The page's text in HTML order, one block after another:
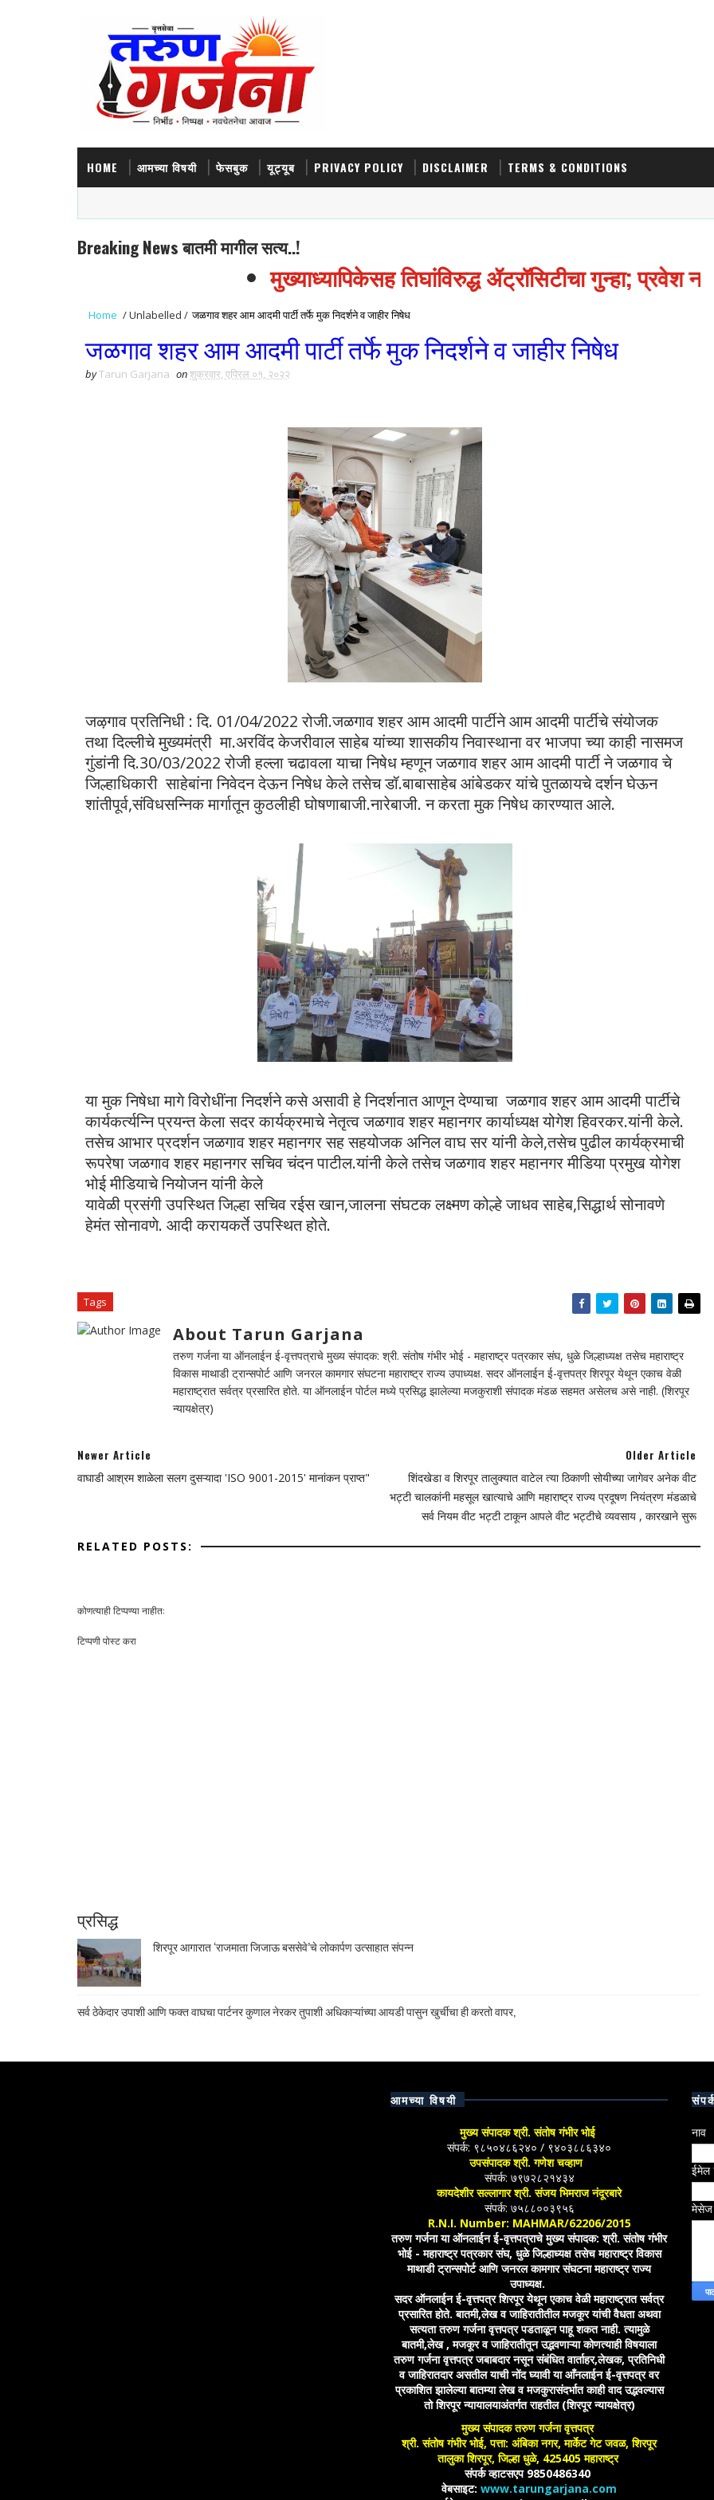
HOME आमच्या विषयी फेसबुक यूट्यूब PRIVACY POLICY DISCLAIMER TERMS & CONDITIONS
Breaking News बातमी मागील सत्य..!
मुख्याध्यापिकेसह तिघांविरुद्ध ॲट्रॉसिटीचा गुन्हा; प्रवेश
Home /Unlabelled / जळगाव शहर आम आदमी पार्टी तर्फे मुक निदर्शने व जाहीर निषेध
जळगाव शहर आम आदमी पार्टी तर्फे मुक निदर्शने व जाहीर निषेध
byTarun Garjana onशुक्रवार, एप्रिल ०१, २०२२
जऴगाव प्रतिनिधी : दि. 01/04/2022 रोजी.जळगाव शहर आम आदमी पार्टीने आम आदमी पार्टीचे संयोजक
तथा दिल्लीचे मुख्यमंत्री मा.अरविंद केजरीवाल साहेब यांच्या शासकीय निवास्थाना वर भाजपा च्या काही नासमज
गुंडांनी दि.30/03/2022 रोजी हल्ला चढावला याचा निषेध म्हणून जळगाव शहर आम आदमी पार्टी ने जळगाव चे
जिल्हाधिकारी साहेबांना निवेदन देऊन निषेध केले तसेच डॉ.बाबासाहेब आंबेडकर यांचे पुतळायचे दर्शन घेऊन
शांतीपूर्व,संविधसन्निक मार्गातून कुठलीही घोषणाबाजी.नारेबाजी. न करता मुक निषेध कारण्यात आले.
या मुक निषेधा मागे विरोधींना निदर्शने कसे असावी हे निदर्शनात आणून देण्याचा जळगाव शहर आम आदमी पार्टीचे
कार्यकर्त्यन्नि प्रयन्त केला सदर कार्यक्रमाचे नेतृत्व जळगाव शहर महानगर कार्याध्यक्ष योगेश हिवरकर.यांनी केले.
तसेच आभार प्रदर्शन जळगाव शहर महानगर सह सहयोजक अनिल वाघ सर यांनी केले,तसेच पुढील कार्यक्रमाची
रूपरेषा जळगाव शहर महानगर सचिव चंदन पाटील.यांनी केले तसेच जळगाव शहर महानगर मीडिया प्रमुख योगेश
भोई मीडियाचे नियोजन यांनी केले
यावेळी प्रसंगी उपस्थित जिल्हा सचिव रईस खान,जालना संघटक लक्ष्मण कोल्हे जाधव साहेब,सिद्धार्थ सोनावणे
हेमंत सोनावणे. आदी करायकर्ते उपस्थित होते.
Tags
About Tarun Garjana
तरुण गर्जना या ऑनलाईन ई-वृत्तपत्राचे मुख्य संपादक: श्री. संतोष गंभीर भोई - महाराष्ट्र पत्रकार संघ, धुळे जिल्हाध्यक्ष तसेच महाराष्ट्र
विकास माथाडी ट्रान्सपोर्ट आणि जनरल कामगार संघटना महाराष्ट्र राज्य उपाध्यक्ष. सदर ऑनलाईन ई-वृत्तपत्र शिरपूर येथून एकाच वेळी
महाराष्ट्रात सर्वत्र प्रसारित होते. या ऑनलाईन पोर्टल मध्ये प्रसिद्ध झालेल्या मजकुराशी संपादक मंडळ सहमत असेलच असे नाही. (शिरपूर
न्यायक्षेत्र)
Newer Article
वाघाडी आश्रम शाळेला सलग दुसऱ्यादा 'ISO 9001-2015' मानांकन प्राप्त"
Older Article
शिंदखेडा व शिरपूर तालुक्यात वाटेल त्या ठिकाणी सोयीच्या जागेवर अनेक वीट
भट्टी चालकांनी महसूल खात्याचे आणि महाराष्ट्र राज्य प्रदूषण नियंत्रण मंडळाचे
सर्व नियम वीट भट्टी टाकून आपले वीट भट्टीचे व्यवसाय , कारखाने सुरू
RELATED POSTS:
कोणत्याही टिप्पण्‍या नाहीत:
टिप्पणी पोस्ट करा
प्रसिद्ध
शिरपूर आगारात ‘राजमाता जिजाऊ बससेवे’चे लोकार्पण उत्साहात संपन्न
सर्व ठेकेदार उपाशी आणि फक्त वाघचा पार्टनर कुणाल नेरकर तुपाशी अधिकाऱ्यांच्या आयडी पासुन खुर्चीचा ही करतो वापर,
आमच्या विषयी
मुख्य संपादक श्री. संतोष गंभीर भोई
संपर्क: ९८५०४८६२४० / ९४०३८८६३४०
उपसंपादक श्री. गणेश चव्हाण
संपर्क: ७९७२८२१४३४
कायदेशीर सल्लागार श्री. संजय भिमराज नंदूरबारे
संपर्क: ७५८८००३९५६
R.N.I. Number: MAHMAR/62206/2015
तरुण गर्जना या ऑनलाईन ई-वृत्तपत्राचे मुख्य संपादक: श्री. संतोष गंभीर
भोई - महाराष्ट्र पत्रकार संघ, धुळे जिल्हाध्यक्ष तसेच महाराष्ट्र विकास
माथाडी ट्रान्सपोर्ट आणि जनरल कामगार संघटना महाराष्ट्र राज्य
उपाध्यक्ष.
सदर ऑनलाईन ई-वृत्तपत्र शिरपूर येथून एकाच वेळी महाराष्ट्रात सर्वत्र
प्रसारित होते. बातमी,लेख व जाहिरातीतील मजकूर यांची वैधता अथवा
सत्यता तरुण गर्जना वृत्तपत्र पडताळून पाहू शकत नाही. त्यामुळे
बातमी,लेख , मजकूर व जाहिरातीतून उद्भवणाऱ्या कोणत्याही विषयाला
तरुण गर्जना वृत्तपत्र जबाबदार नसून संबंधित वार्ताहर,लेखक, प्रतिनिधी
व जाहिरातदार असतील याची नोंद घ्यावी या आँनलाईन ई-वृत्तपत्र वर
प्रकाशित झालेल्या बातम्या लेख व मजकुरासंदर्भात काही वाद उद्भवल्यास
तो शिरपूर न्यायालयाअंतर्गत राहतील (शिरपूर न्यायक्षेत्र)
मुख्य संपादक तरुण गर्जना वृत्तपत्र
श्री. संतोष गंभीर भोई, पत्ता: अंबिका नगर, मार्केट गेट जवळ, शिरपूर
तालुका शिरपूर, जिल्हा धुळे, 425405 महाराष्ट्र
संपर्क व्हाटसएप 9850486340
वेबसाइट: www.tarungarjana.com
नाव
ईमेल
मेसेज